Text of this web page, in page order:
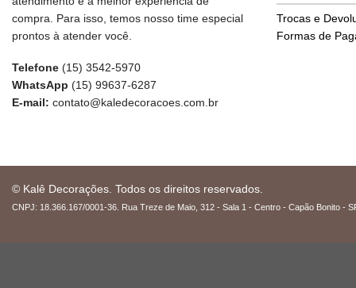
compra. Para isso, temos nosso time especial
prontos à atender você.
Telefone (15) 3542-5970
WhatsApp (15) 99637-6287
E-mail: contato@kaledecoracoes.com.br
Trocas e
Formas de
© Kalê Decorações. Todos os direitos reservados.
CNPJ: 18.366.167/0001-36. Rua Treze de Maio, 312 - Sala 1 - Centro - Capão Bonito -